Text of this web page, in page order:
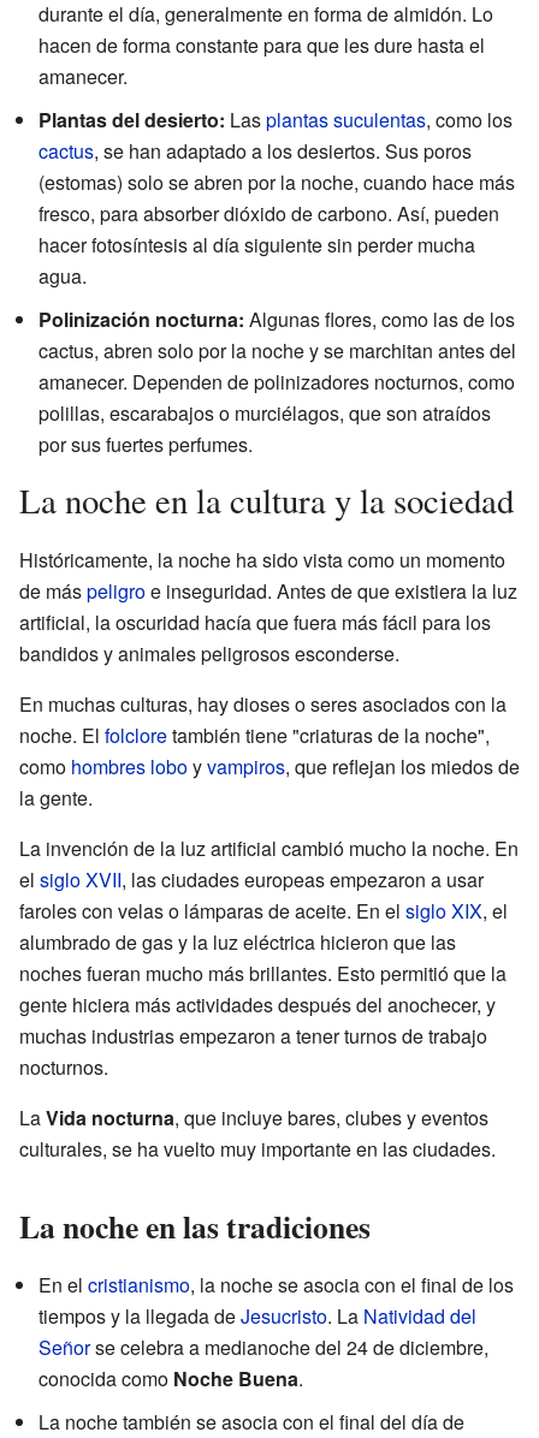
durante el día, generalmente en forma de almidón. Lo
hacen de forma constante para que les dure hasta el
amanecer.
Plantas del desierto: Lasplantas suculentas, como los
cactus, se han adaptado a los desiertos. Sus poros
(estomas) solo se abren por la noche, cuando hace más
fresco, para absorber dióxido de carbono. Así, pueden
hacer fotosíntesis al día siguiente sin perder mucha
agua.
Polinización nocturna: Algunas flores, como las de los
cactus, abren solo por la noche y se marchitan antes del
amanecer. Dependen de polinizadores nocturnos, como
polillas, escarabajos o murciélagos, que son atraídos
por sus fuertes perfumes.
La noche en la cultura y la sociedad
Históricamente, la noche ha sido vista como un momento
de máspeligroe inseguridad. Antes de que existiera la luz
artificial, la oscuridad hacía que fuera más fácil para los
bandidos y animales peligrosos esconderse.
En muchas culturas, hay dioses o seres asociados con la
noche. El folcloretambién tiene "criaturas de la noche",
como hombres loboyvampiros, que reflejan los miedos de
la gente.
La invención de la luz artificial cambió mucho la noche. En
el siglo XVII, las ciudades europeas empezaron a usar
faroles con velas o lámparas de aceite. En el siglo XIX, el
alumbrado de gas y la luz eléctrica hicieron que las
noches fueran mucho más brillantes. Esto permitió que la
gente hiciera más actividades después del anochecer, y
muchas industrias empezaron a tener turnos de trabajo
nocturnos.
LaVida nocturna, que incluye bares, clubes y eventos
culturales, se ha vuelto muy importante en las ciudades.
La noche en las tradiciones
En el cristianismo, la noche se asocia con el final de los
tiempos y la llegada deJesucristo. La Natividad del
Señorse celebra a medianoche del 24 de diciembre,
conocida como Noche Buena.
La noche también se asocia con el final del día de